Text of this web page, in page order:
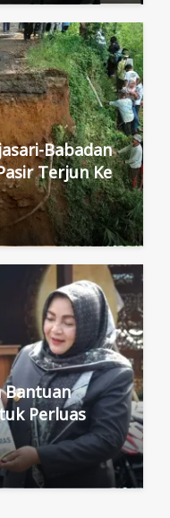
Babadan
Terjun Ke
Bantuan
Perluas